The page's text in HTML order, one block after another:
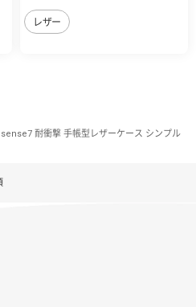
レザー
sense7 耐衝撃 手帳型レザーケース シンプル